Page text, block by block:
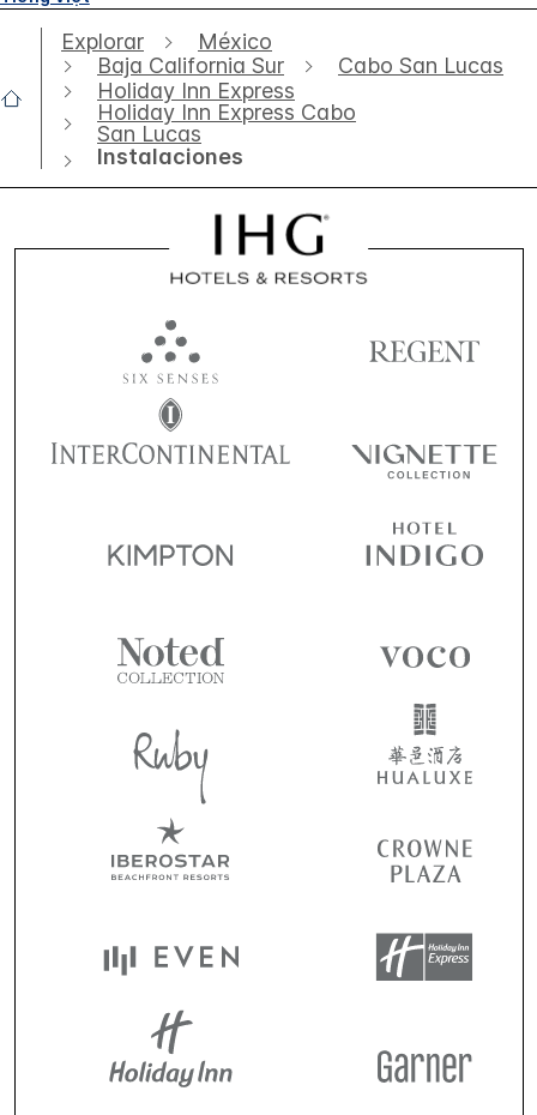
Explorar
México
Baja California Sur
Cabo San Lucas
Holiday Inn Express
Holiday Inn Express Cabo
San Lucas
Instalaciones